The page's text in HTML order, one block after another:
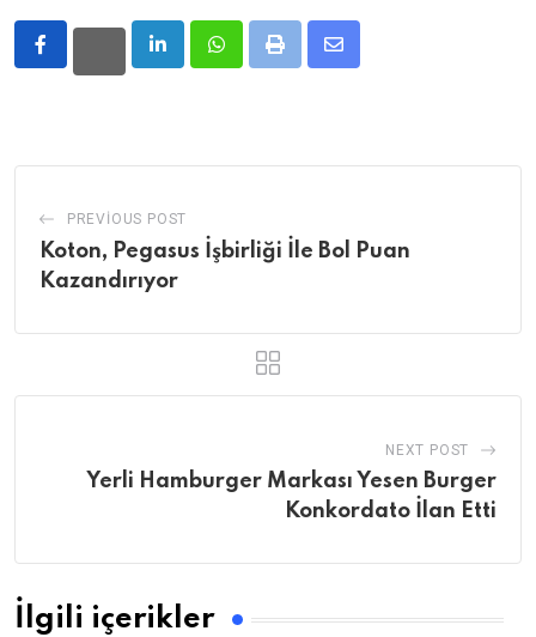
LinkedInWhatsappPrint
Share
PREVIOUS POST
Koton, Pegasus İşbirliği İle Bol Puan
Kazandırıyor
NEXT POST
Yerli Hamburger Markası Yesen Burger
Konkordato İlan Etti
İlgili içerikler